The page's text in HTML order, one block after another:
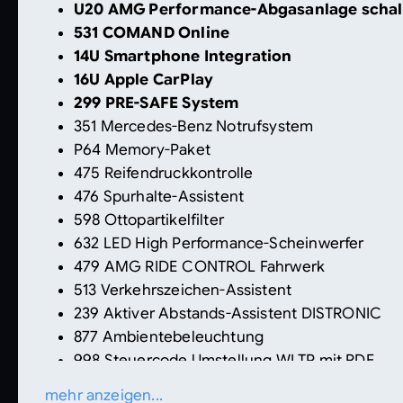
U20 AMG Performance-Abgasanlage
531 COMAND Online
14U Smartphone Integration
16U Apple CarPlay
299 PRE-SAFE System
351 Mercedes-Benz Notrufsystem
P64 Memory-Paket
475 Reifendruckkontrolle
476 Spurhalte-Assistent
598 Ottopartikelfilter
632 LED High Performance-Scheinwerfer
479 AMG RIDE CONTROL Fahrwerk
513 Verkehrszeichen-Assistent
239 Aktiver Abstands-Assistent DISTRONIC
877 Ambientebeleuchtung
998 Steuercode Umstellung WLTP mit RDE
mehr anzeigen...